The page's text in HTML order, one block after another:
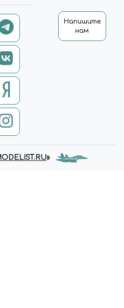
.CATALOG-SECTION-LIST-
ITEM-WRAPPER { PADDING-
(FUNCTION(W,D,S,L,I){W[L]=W[L]||
[];W[L].PUSH({'GTM.START': NEW
S'});VAR
F=D.GETELEMENTSBYTAGNA
J=D.CREATEELEMENT(S),DL=L='
DATALAYER'?'&L='+L:'';J.ASYNC=T
TBEFORE(J,F); })
Напишите
нам
»